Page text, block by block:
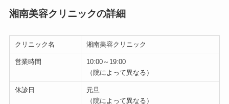
湘南美容クリニックの詳細
クリニック名 湘南美容クリニック
営業時間
10:00～19:00
（院によって異なる）
休診日
元旦
（院によって異なる）